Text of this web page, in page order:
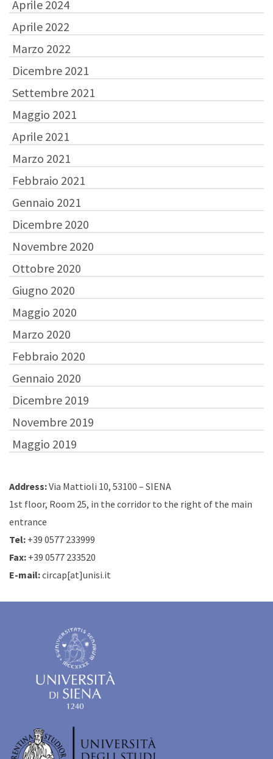
Aprile 2024
Aprile 2022
Marzo 2022
Dicembre 2021
Settembre 2021
Maggio 2021
Aprile 2021
Marzo 2021
Febbraio 2021
Gennaio 2021
Dicembre 2020
Novembre 2020
Ottobre 2020
Giugno 2020
Maggio 2020
Marzo 2020
Febbraio 2020
Gennaio 2020
Dicembre 2019
Novembre 2019
Maggio 2019
Address:Via Mattioli 10, 53100 – SIENA
1st floor, Room 25, in the corridor to the right of the main
entrance
Tel: +39 0577 233999
Fax: +39 0577 233520
E-mail:circap[at]unisi.it